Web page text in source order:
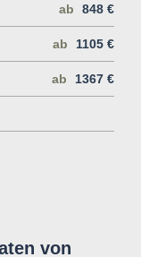
ab 848 €
ab 1105 €
ab 1367 €
von